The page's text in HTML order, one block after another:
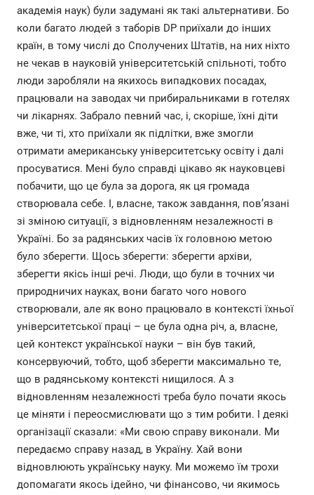
академія наук) були задумані як такі альтернативи. Бо
коли багато людей з таборів DP приїхали до інших
країн, в тому числі до Сполучених Штатів, на них ніхто
не чекав в науковій університетській спільноті, тобто
люди заробляли на якихось випадкових посадах,
працювали на заводах чи прибиральниками в готелях
чи лікарнях. Забрало певний час, і, скоріше, їхні діти
вже, чи ті, хто приїхали як підлітки, вже змогли
отримати американську університетську освіту і далі
просуватися. Мені було справді цікаво як науковцеві
побачити, що це була за дорога, як ця громада
створювала себе. І, власне, також завдання, пов’язані
зі зміною ситуації, з відновленням незалежності в
Україні. Бо за радянських часів їх головною метою
було зберегти. Щось зберегти: зберегти архіви,
зберегти якісь інші речі. Люди, що були в точних чи
природничих науках, вони багато чого нового
створювали, але як воно працювало в контексті їхньої
університетської праці – це була одна річ, а, власне,
цей контекст української науки – він був такий,
консервуючий, тобто, щоб зберегти максимально те,
що в радянському контексті нищилося. А з
відновленням незалежності треба було почати якось
це міняти і переосмислювати що з тим робити. І деякі
організації сказали: «Ми свою справу виконали. Ми
передаємо справу назад, в Україну. Хай вони
відновлюють українську науку. Ми можемо їм трохи
допомагати якось ідейно, чи фінансово, чи якимось